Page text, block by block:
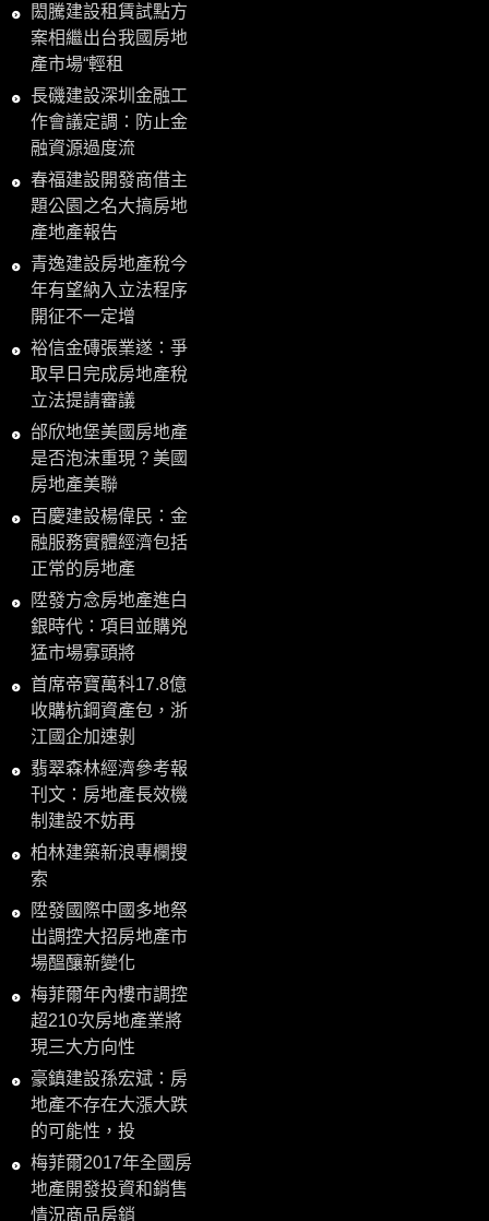
閎騰建設租賃試點方
案相繼出台我國房地
產市場“輕租
長磯建設深圳金融工
作會議定調：防止金
融資源過度流
春福建設開發商借主
題公園之名大搞房地
產地產報告
青逸建設房地產稅今
年有望納入立法程序
開征不一定增
裕信金磚張業遂：爭
取早日完成房地產稅
立法提請審議
邰欣地堡美國房地產
是否泡沫重現？美國
房地產美聯
百慶建設楊偉民：金
融服務實體經濟包括
正常的房地產
陞發方念房地產進白
銀時代：項目並購兇
猛市場寡頭將
首席帝寶萬科17.8億
收購杭鋼資產包，浙
江國企加速剝
翡翠森林經濟參考報
刊文：房地產長效機
制建設不妨再
柏林建築新浪專欄搜
索
陞發國際中國多地祭
出調控大招房地產市
場醞釀新變化
梅菲爾年內樓市調控
超210次房地產業將
現三大方向性
豪鎮建設孫宏斌：房
地產不存在大漲大跌
的可能性，投
梅菲爾2017年全國房
地產開發投資和銷售
情況商品房銷